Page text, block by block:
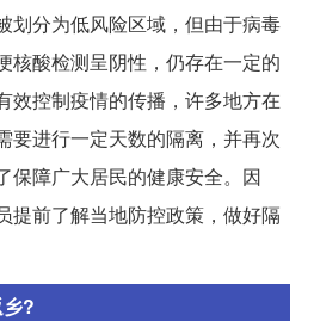
划分为低风险区域，但由于病毒
核酸检测呈阴性，仍存在一定的
效控制疫情的传播，许多地方在
要进行一定天数的隔离，并再次
保障广大居民的健康安全。因
提前了解当地防控政策，做好隔
?